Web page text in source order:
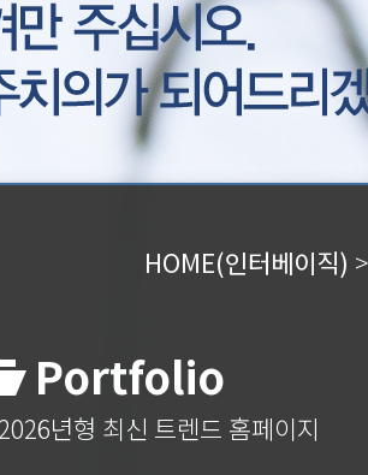
HOME(인터베이직)
Portfolio
년형 최신 트렌드 홈페이지